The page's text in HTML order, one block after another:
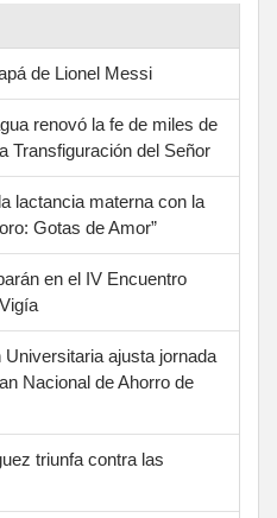
de Lionel Messi
renovó la fe de miles de
Transfiguración del Señor
lactancia materna con la
Gotas de Amor”
en el IV Encuentro
ajusta jornada
Nacional de Ahorro de
triunfa contra las